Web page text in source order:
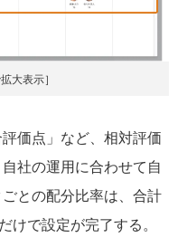
大表示］
価点」など、相対評価
社の運用に合わせて自
との配分比率は、合計
けで設定が完了する。